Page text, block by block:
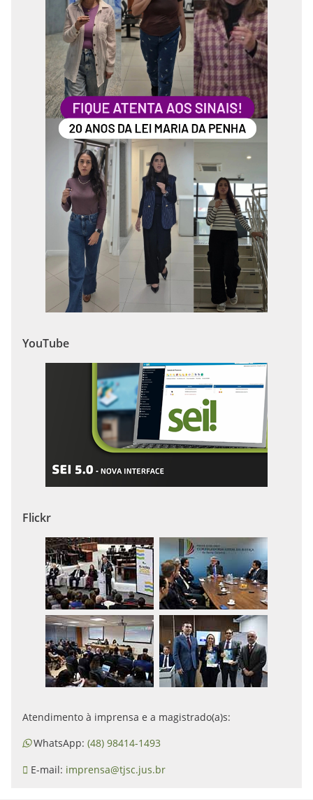
YouTube
Flickr
Atendimento à imprensa e a magistrado(a)s:
WhatsApp: (48) 98414-1493
E-mail: imprensa@tjsc.jus.br